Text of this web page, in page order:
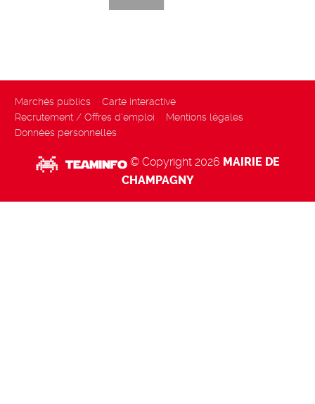
Marchés publics
Carte interactive
Recrutement / Offres d'emploi
Mentions légales
Données personnelles
© Copyright 2026 MAIRIE DE
CHAMPAGNY